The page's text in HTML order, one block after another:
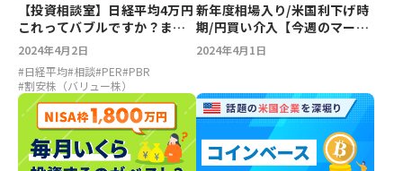
【投資相談室】日経平均4万円
これってバブルですか？まだ
買っても大丈夫でしょうか？
2024年4月2日
#日経平均#相談#PER#PBR
#割安株（バリュー株）
新年度相場入り/米国利下げ時
期/円買い介入【今週のマーケ
ット展望】
2024年4月1日